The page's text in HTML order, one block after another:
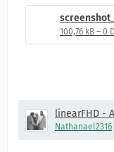
100,76 kB – 0
linearFHD -
Nathanael2316